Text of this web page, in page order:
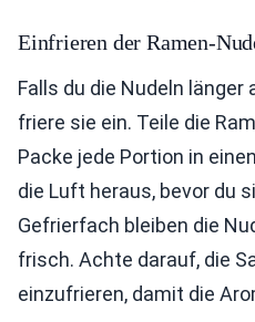
Einfrieren der Ramen-
Falls du die Nudeln
friere sie ein. Teile die
Packe jede Portion in
die Luft heraus, bevor du
Gefrierfach bleiben die
frisch. Achte darauf, die
einzufrieren, damit die